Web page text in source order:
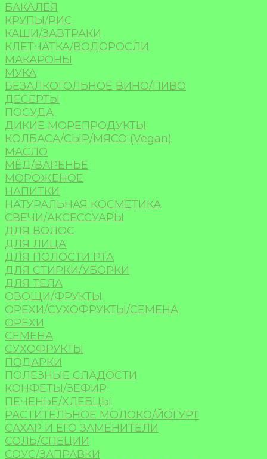
БАКАЛЕЯ
КРУПЫ/РИС
КАШИ/ЗАВТРАКИ
КЛЕТЧАТКА/ВОДОРОСЛИ
МАКАРОНЫ
МУКА
БЕЗАЛКОГОЛЬНОЕ ВИНО/ПИВО
ДЕСЕРТЫ
ПОСУДА
ДИКИЕ МОРЕПРОДУКТЫ
КОЛБАСА/СЫР/МЯСО (Vegan)
МАСЛО
МЁД/ВАРЕНЬЕ
МОРОЖЕНОЕ
НАПИТКИ
НАТУРАЛЬНАЯ КОСМЕТИКА
СВЕЧИ/АКСЕССУАРЫ
ДЛЯ ВОЛОС
ДЛЯ ЛИЦА
ДЛЯ ПОЛОСТИ РТА
ДЛЯ СТИРКИ/УБОРКИ
ДЛЯ ТЕЛА
ОВОЩИ/ФРУКТЫ
ОРЕХИ/СУХОФРУКТЫ/СЕМЕНА
ОРЕХИ
СЕМЕНА
СУХОФРУКТЫ
ПОДАРКИ
ПОЛЕЗНЫЕ СЛАДОСТИ
КОНФЕТЫ/ЗЕФИР
ПЕЧЕНЬЕ/ХЛЕБЦЫ
РАСТИТЕЛЬНОЕ МОЛОКО/ЙОГУРТ
САХАР И ЕГО ЗАМЕНИТЕЛИ
СОЛЬ/СПЕЦИИ
СОУС/ЗАПРАВКИ